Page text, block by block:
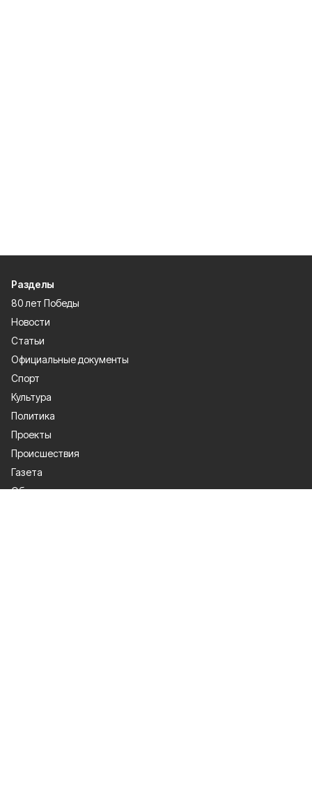
Разделы
80 лет Победы
Новости
Статьи
Официальные документы
Спорт
Культура
Политика
Проекты
Происшествия
Газета
Общество